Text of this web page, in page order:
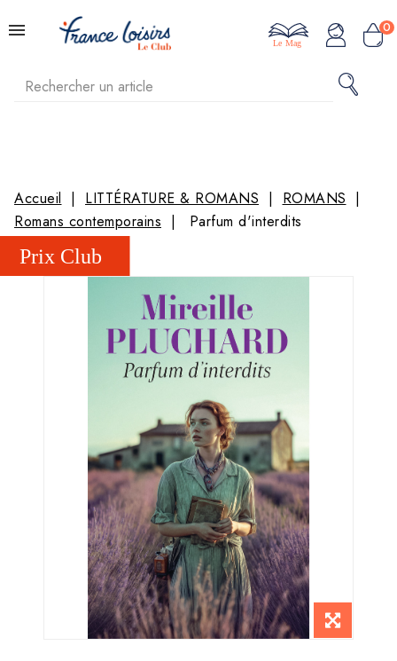
0
Le Mag
Accueil LITTÉRATURE & ROMANS
ROMANS
Romans contemporains
Parfum d'interdits